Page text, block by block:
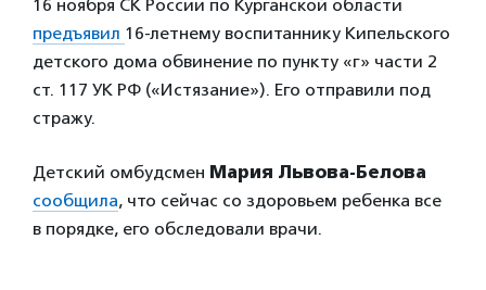
16 ноября СК России по Курганской области
предъявил 16-летнему воспитаннику Кипельского
детского дома обвинение по пункту «г» части 2
ст. 117 УК РФ («Истязание»). Его отправили под
стражу.
Детский омбудсмен Мария Львова-Белова
сообщила, что сейчас со здоровьем ребенка все
в порядке, его обследовали врачи.